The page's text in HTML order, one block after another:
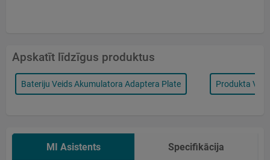
Apskatīt līdzīgus produktus
Bateriju Veids Akumulatora Adaptera Plate Produkta
MI Asistents Specifikācija